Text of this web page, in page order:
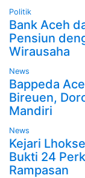
Politik
Bank Aceh
Pensiun
Wirausaha
News
Bappeda
Bireuen,
Mandiri
News
Kejari
Bukti 24
Rampasan